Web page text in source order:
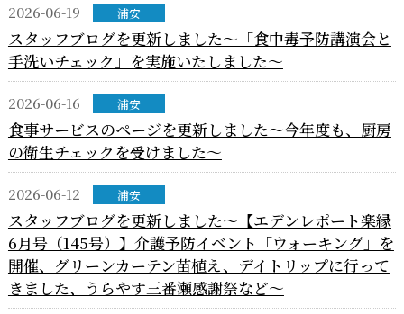
2026-06-19 浦安
スタッフブログを更新しました～「食中毒予防講演会と
手洗いチェック」を実施いたしました～
2026-06-16 浦安
食事サービスのページを更新しました～今年度も、厨房
の衛生チェックを受けました～
2026-06-12 浦安
スタッフブログを更新しました～【エデンレポート楽縁
6月号（145号）】介護予防イベント「ウォーキング」を
開催、グリーンカーテン苗植え、デイトリップに行って
きました、うらやす三番瀬感謝祭など～